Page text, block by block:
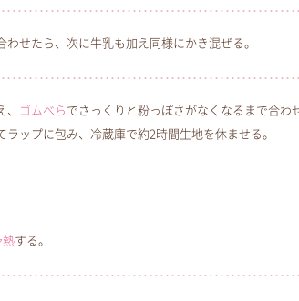
わせたら、次に牛乳も加え同様にかき混ぜる。
、 ゴムべら でさっくりと粉っぽさがなくなるまで合わ
ラップに包み、冷蔵庫で約2時間生地を休ませる。
熱する。